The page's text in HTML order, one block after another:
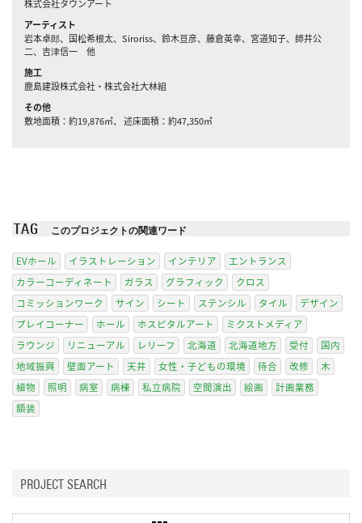
株式会社タウンアート
アーティスト
岩本卓郎、国松希根太、Siroriss、鈴木亘彦、藤倉英幸、宮道知子、師井公
二、吉津信一 他
施工
鹿島建設株式会社・株式会社大林組
その他
敷地面積：約19,876㎡、 述床面積：約47,350㎡
TAG このプロジェクトの関連ワード
EVホール イラストレーション インテリア
エントランス
カラーコーディネート
ガラス グラフィック
クロス
コミッションワーク
サイン シート ステンシル タイル
デザイン
プレイコーナー
ホール ホスピタルアート
ミクストメディア
ラウンジ
リニューアル レリーフ 北海道 北海道地方 受付
国内
地域振興
壁面アート 天井 女性・子どもの環境 待合 改修
木
植物
照明 病室 病棟 私立病院 空間演出 絵画
計画業務
額装